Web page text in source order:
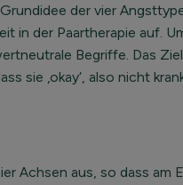
der vier
in der Paartherapie auf.
Begriffe. Das
sie ‚okay‘, also nicht
Achsen aus, so dass am